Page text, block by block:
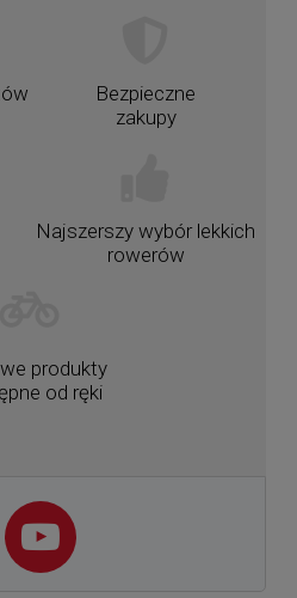
Bezpieczne
zakupy
Najszerszy wybór lekkich
rowerów
produkty
od ręki